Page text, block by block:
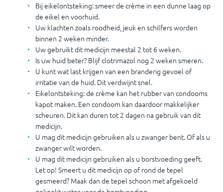
Bij eikelontsteking: smeer de crème in een dunne laag op
de eikel en voorhuid.
Uw klachten zoals roodheid, jeuk en schilfers worden
binnen 2 weken minder.
Uw gebruikt dit medicijn meestal 2 tot 6 weken.
Is uw huid beter? Blijf clotrimazol nog 2 weken smeren.
U kunt wat last krijgen van een branderig gevoel of
irritatie van de huid. Dit verdwijnt snel.
Eikelontsteking: de crème kan het rubber van condooms
kapot maken. Een condoom kan daardoor makkelijker
scheuren. Dit kan duren tot 2 dagen na gebruik van dit
medicijn.
U mag dit medicijn gebruiken als u zwanger bent. Of als u
zwanger wilt worden.
U mag dit medicijn gebruiken als u borstvoeding geeft.
Let op! Smeert u dit medicijn op of rond de tepel
gesmeerd? Maak dan de tepel schoon met afgekoeld